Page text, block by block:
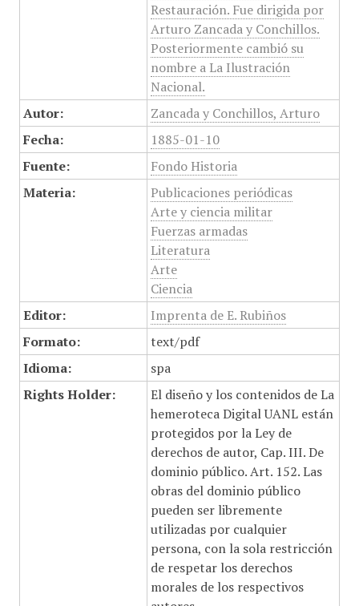
Restauración. Fue dirigida por
Arturo Zancada y Conchillos.
Posteriormente cambió su
nombre a La Ilustración
Nacional.
Autor:
Zancada y Conchillos, Arturo
Fecha:
1885-01-10
Fuente:
Fondo Historia
Materia:
Publicaciones periódicas
Arte y ciencia militar
Fuerzas armadas
Literatura
Arte
Ciencia
Editor:
Imprenta de E. Rubiños
Formato:
text/pdf
Idioma:
spa
Rights Holder:
El diseño y los contenidos de La
hemeroteca Digital UANL están
protegidos por la Ley de
derechos de autor, Cap. III. De
dominio público. Art. 152. Las
obras del dominio público
pueden ser libremente
utilizadas por cualquier
persona, con la sola restricción
de respetar los derechos
morales de los respectivos